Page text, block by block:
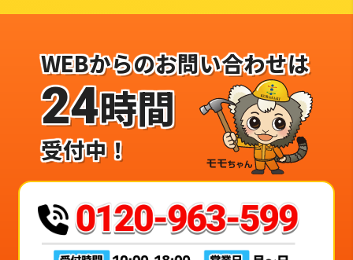
WEBからのお問い合わせは
24時間
受付中！